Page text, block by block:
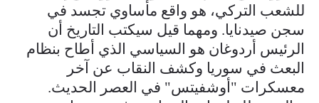
للشعب التركي، هو واقع مأساوي تجسد في
سجن صيدنايا. ومهما قيل سيكتب التاريخ أن
الرئيس أردوغان هو السياسي الذي أطاح بنظام
البعث في سوريا وكشف النقاب عن آخر
معسكرات "أوشفيتس" في العصر الحديث.